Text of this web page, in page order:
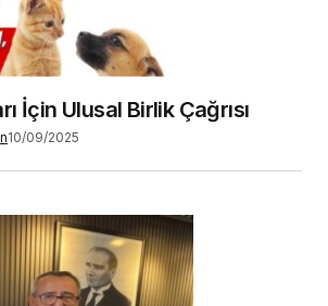
İçin Ulusal Birlik Çağrısı
10/09/2025